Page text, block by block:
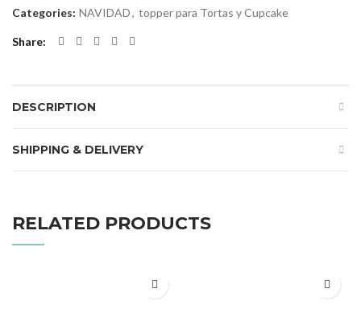
Categories: NAVIDAD, topper para Tortas y Cupcake
Share
DESCRIPTION
SHIPPING & DELIVERY
RELATED PRODUCTS